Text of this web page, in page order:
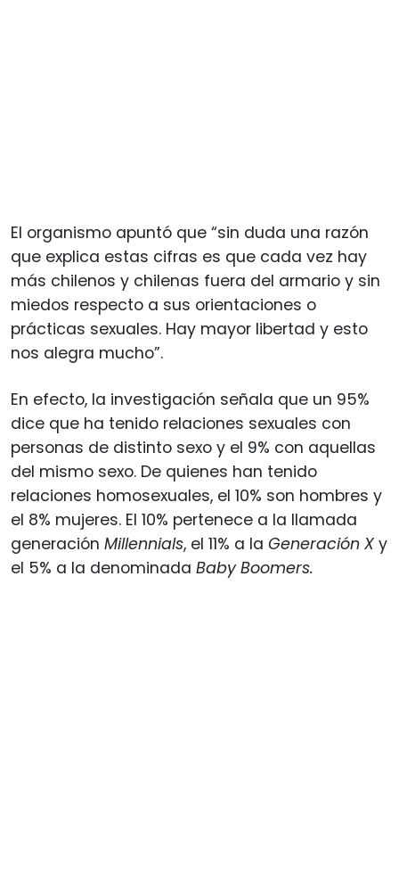
El organismo apuntó que “sin duda una razón
que explica estas cifras es que cada vez hay
más chilenos y chilenas fuera del armario y sin
miedos respecto a sus orientaciones o
prácticas sexuales. Hay mayor libertad y esto
nos alegra mucho”.
En efecto, la investigación señala que un 95%
dice que ha tenido relaciones sexuales con
personas de distinto sexo y el 9% con aquellas
del mismo sexo. De quienes han tenido
relaciones homosexuales, el 10% son hombres y
el 8% mujeres. El 10% pertenece a la llamada
generación Millennials, el 11% a la Generación Xy
el 5% a la denominada Baby Boomers.